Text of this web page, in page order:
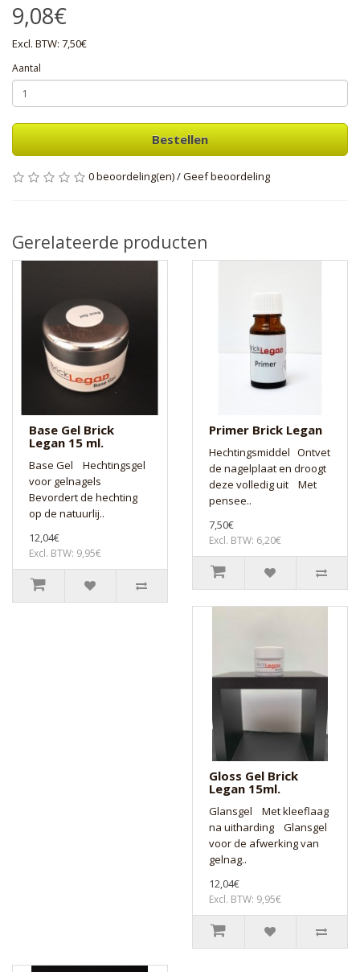
9,08€
Excl. BTW: 7,50€
Aantal
Bestellen
0 beoordeling(en)/Geef beoordeling
Gerelateerde producten
Base Gel Brick
Legan 15 ml.
Base Gel Hechtingsgel
voor gelnagels
Bevordert de hechting
op de natuurlij..
12,04€
Excl. BTW: 9,95€
Primer Brick Legan
Hechtingsmiddel Ontvet
de nagelplaat en droogt
deze volledig uit Met
pensee..
7,50€
Excl. BTW: 6,20€
Gloss Gel Brick
Legan 15ml.
Glansgel Met kleeflaag
na uitharding Glansgel
voor de afwerking van
gelnag..
12,04€
Excl. BTW: 9,95€